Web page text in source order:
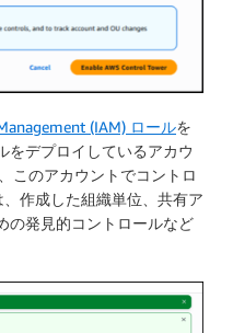
(IAM) ロールを
をデプロイしているアカウ
このアカウントでコントロ
作成した組織単位、共有ア
の発見的コントロールなど